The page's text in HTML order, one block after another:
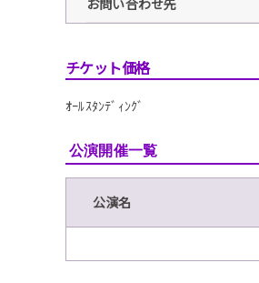
チケット価格
ｵｰﾙｽﾀﾝﾃﾞｨﾝｸﾞ
公演開催一覧
公演名